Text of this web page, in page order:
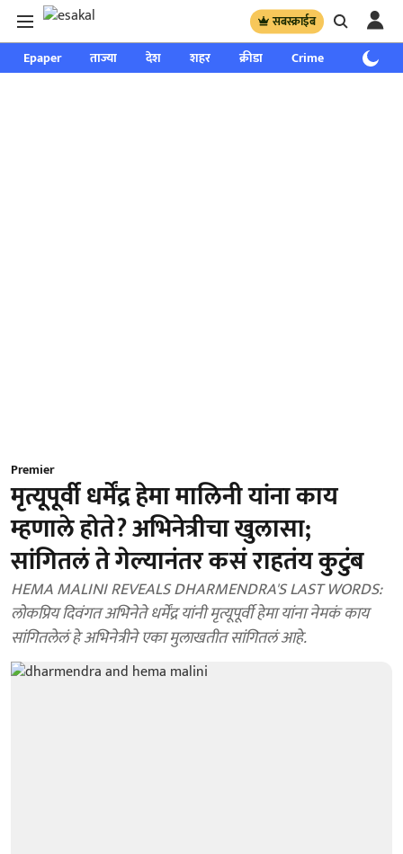
सबस्क्राईब
Epaper ताज्या देश शहर क्रीडा Crime साप्ताहिक
Premier
मृत्यूपूर्वी धर्मेंद्र हेमा मालिनी यांना काय
म्हणाले होते? अभिनेत्रीचा खुलासा;
सांगितलं ते गेल्यानंतर कसं राहतंय कुटुंब
HEMA MALINI REVEALS DHARMENDRA'S LAST WORDS:
लोकप्रिय दिवंगत अभिनेते धर्मेंद्र यांनी मृत्यूपूर्वी हेमा यांना नेमकं काय
सांगितलेलं हे अभिनेत्रीने एका मुलाखतीत सांगितलं आहे.